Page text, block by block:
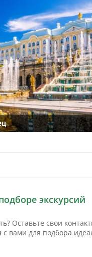
экскурсий
Оставьте свои
вами для подбора